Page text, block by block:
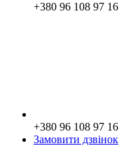
+380 96 108 97 16
+380 96 108 97 16
Замовити дзвінок